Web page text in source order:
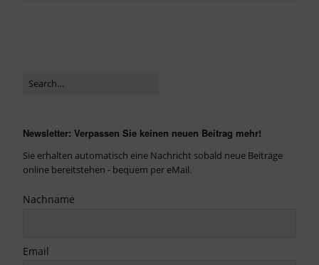
Newsletter: Verpassen Sie keinen neuen Beitrag mehr!
Sie erhalten automatisch eine Nachricht sobald neue Beiträge
online bereitstehen - bequem per eMail.
Nachname
Email